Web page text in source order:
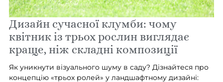
Дизайн сучасної клумби: чому
квітник із трьох рослин виглядає
краще, ніж складні композиції
Як уникнути візуального шуму в саду? Дізнайтеся про
концепцію «трьох ролей» у ландшафтному дизайні: